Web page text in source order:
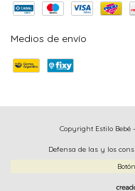
Medios de envío
Copyright Estilo Bebé
Defensa de las y los